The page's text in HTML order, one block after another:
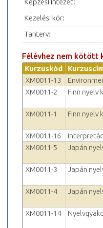
Képzési intézet:
Kezelési kör:
Tanterv:
Félévhez nem kötött
Kurzuskód
XM0011-13
XM0011-2
Finn nyelv
XM0011-1 Finn nyelv
XM0011-16
XM0011-5
Japán
XM0011-3 Japán
XM0011-4 Japán
XM0011-14